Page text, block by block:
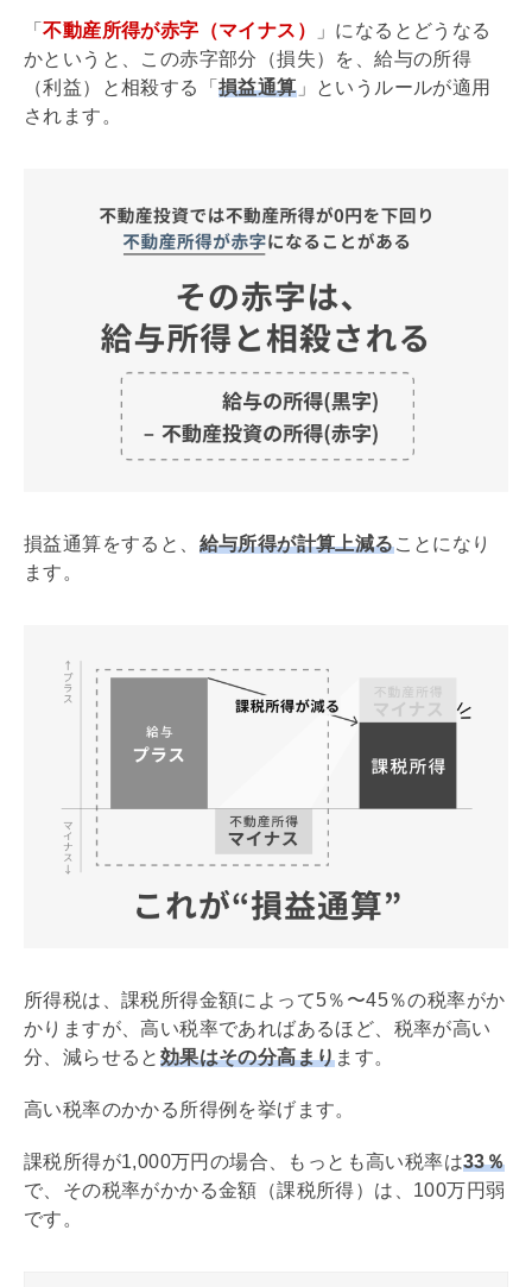
「不動産所得が赤字（マイナス）
」になるとどうなる
かというと、この赤字部分（損失）を、給与の所得
（利益）と相殺する「 損益通算」というルールが適用
されます。
損益通算をすると、 給与所得が計算上減ることになり
ます。
所得税は、課税所得金額によって5％〜45％の税率がか
かりますが、高い税率であればあるほど、税率が高い
分、減らせると 効果はその分高まります。
高い税率のかかる所得例を挙げます。
課税所得が1,000万円の場合、もっとも高い税率は33％
で、その税率がかかる金額（課税所得）は、100万円弱
です。